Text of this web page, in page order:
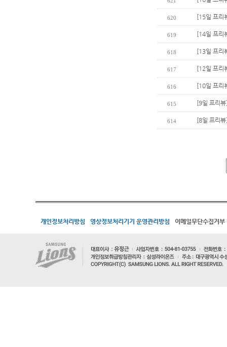
620 [15일 프리
619 [14일 프리
618 [13일 프리
617 [12일 프리
616 [10일 프리
615 [9일 프리
614 [8일 프리
개인정보처리방침 영상정보처리기기 운영관리방침 이메일무단수집거부